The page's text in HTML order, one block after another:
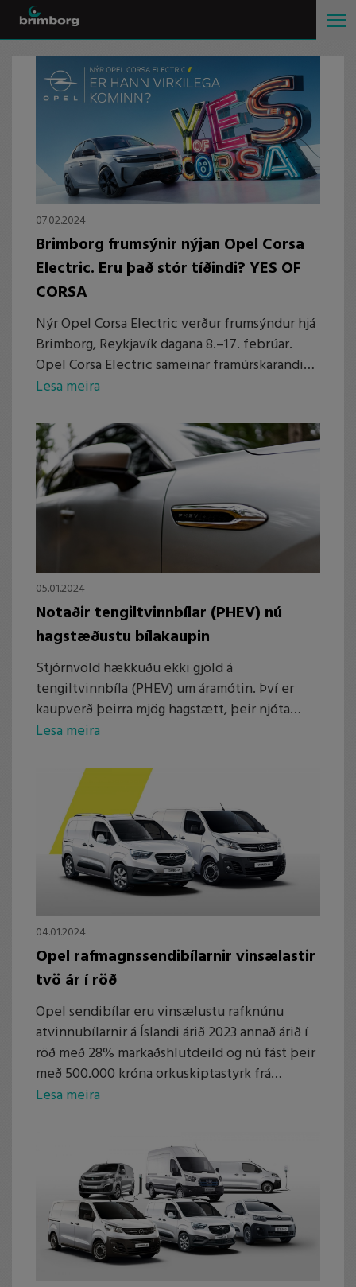
07.02.2024
Brimborg frumsýnir nýjan Opel Corsa
Electric. Eru það stór tíðindi? YES OF
CORSA
Nýr Opel Corsa Electric verður frumsýndur hjá
Brimborg, Reykjavík dagana 8.–17. febrúar.
Opel Corsa Electric sameinar framúrskarandi
hönnun, einstaka tækni, rafmagnaða orku og
Lesa meira
05.01.2024
Notaðir tengiltvinnbílar (PHEV) nú
hagstæðustu bílakaupin
Stjórnvöld hækkuðu ekki gjöld á
tengiltvinnbíla (PHEV) um áramótin. Því er
kaupverð þeirra mjög hagstætt, þeir njóta
lægra kílómetragjalds (2 kr. per km) og
notaðan PHEV bíl.
Lesa meira
04.01.2024
Opel rafmagnssendibílarnir vinsælastir
tvö ár í röð
Opel sendibílar eru vinsælustu rafknúnu
atvinnubílarnir á Íslandi árið 2023 annað árið í
röð með 28% markaðshlutdeild og nú fást þeir
með 500.000 króna orkuskiptastyrk frá
Orkusjóði.
Lesa meira